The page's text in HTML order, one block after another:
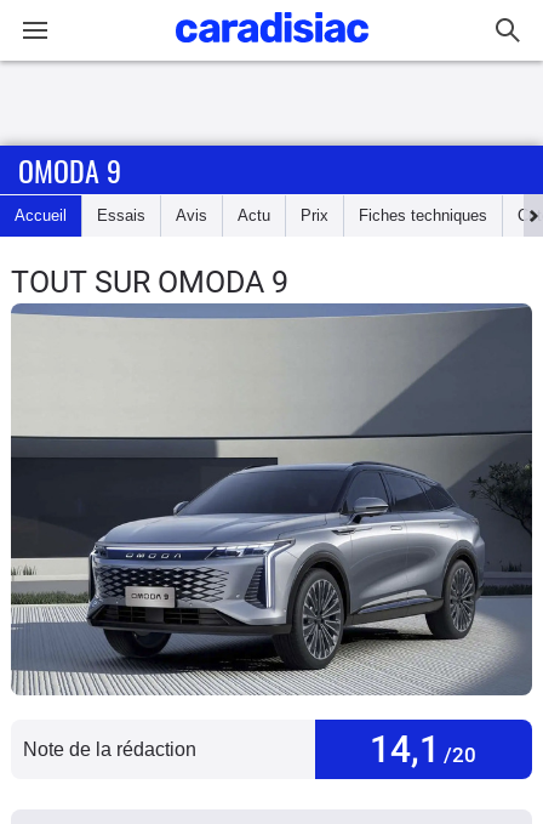
Accueil
Actu
Essais
Electriques
Flottes
Auto
Services
OMODA 9
Accueil Essais Avis Actu Prix Fiches techniques
TOUT SUR OMODA 9
Note de la rédaction 14,1 /20